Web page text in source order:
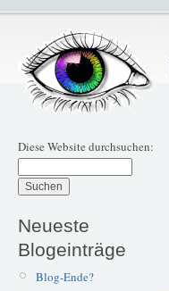
Diese Website durchsuchen:
Neueste
Blogeinträge
Blog-Ende?